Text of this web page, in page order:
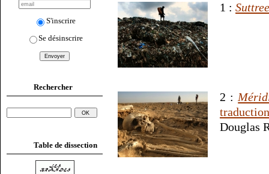
S'inscrire
Se désinscrire
Rechercher
Table de dissection
1 :
2 :
Douglas